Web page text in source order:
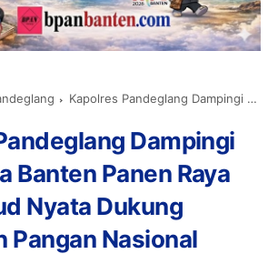
Kapolres Pandeglang Dampingi Wakapolda Banten Panen Raya Padi, Wujud Nyata Dukung Ketahanan Pangan Nasional
Dampingi
Banten Panen Raya
Nyata Dukung
Pangan Nasional